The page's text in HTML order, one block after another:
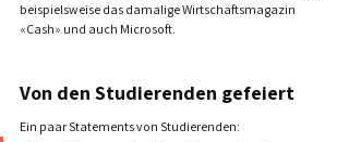
beispielsweise das damalige Wirtschaftsmagazin
«Cash» und auch Microsoft.
Von den Studierenden gefeiert
Ein paar Statements von Studierenden: